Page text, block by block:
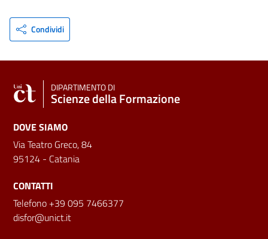
Condividi
DIPARTIMENTO DI
Scienze della Formazione
DOVE SIAMO
Via Teatro Greco, 84
95124 - Catania
CONTATTI
Telefono +39 095 7466377
disfor@unict.it